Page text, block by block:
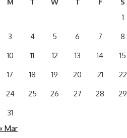
M T W T F S
1
3
4 5 6 7 8
10
11 12 13 14 15
17
18 19 20 21 22
24
25 26 27 28 29
31
« Mar